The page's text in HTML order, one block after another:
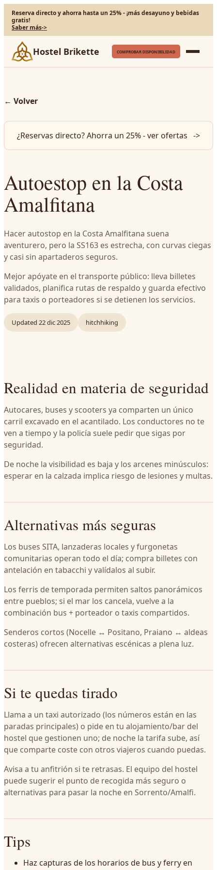
Reserva directo y ahorra hasta un 25% - ¡más desayuno y bebidas
gratis!
Saber más->
Hostel Brikette COMPROBAR DISPONIBILIDAD
← Volver
¿Reservas directo? Ahorra un 25% - ver ofertas ->
Autoestop en la Costa
Amalfitana
Hacer autostop en la Costa Amalfitana suena
aventurero, pero la SS163 es estrecha, con curvas ciegas
y casi sin apartaderos seguros.
Mejor apóyate en el transporte público: lleva billetes
validados, planifica rutas de respaldo y guarda efectivo
para taxis o porteadores si se detienen los servicios.
Updated 22 dic 2025 hitchhiking
Realidad en materia de seguridad
Autocares, buses y scooters ya comparten un único
carril excavado en el acantilado. Los conductores no te
ven a tiempo y la policía suele pedir que sigas por
seguridad.
De noche la visibilidad es baja y los arcenes minúsculos:
esperar en la calzada implica riesgo de lesiones y multas.
Alternativas más seguras
Los buses SITA, lanzaderas locales y furgonetas
comunitarias operan todo el día; compra billetes con
antelación en tabacchi y valídalos al subir.
Los ferris de temporada permiten saltos panorámicos
entre pueblos; si el mar los cancela, vuelve a la
combinación bus + porteador o taxis compartidos.
Senderos cortos (Nocelle ↔ Positano, Praiano ↔ aldeas
costeras) ofrecen alternativas escénicas a plena luz.
Si te quedas tirado
Llama a un taxi autorizado (los números están en las
paradas principales) o pide en tu alojamiento/bar del
hostel que gestionen uno; de noche la tarifa sube, así
que comparte coste con otros viajeros cuando puedas.
Avisa a tu anfitrión si te retrasas. El equipo del hostel
puede sugerir el punto de recogida más seguro o
alternativas para pasar la noche en Sorrento/Amalfi.
Tips
Haz capturas de los horarios de bus y ferry en